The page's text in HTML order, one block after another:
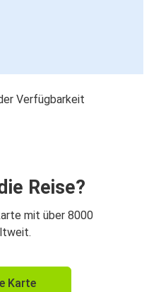
Verfügbarkeit
Reise?
mit über 8000
Karte